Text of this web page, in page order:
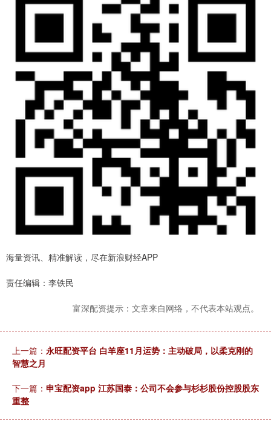
海量资讯、精准解读，尽在新浪财经APP
责任编辑：李铁民
富深配资提示：文章来自网络，不代表本站观点。
上一篇： 永旺配资平台 白羊座11月运势：主动破局，以柔克刚的
智慧之月
下一篇： 申宝配资app 江苏国泰：公司不会参与杉杉股份控股股东
重整